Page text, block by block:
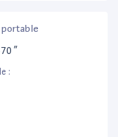
”
: